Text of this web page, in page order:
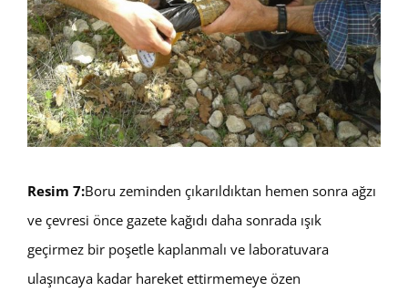
Resim 7:Boru zeminden çıkarıldıktan hemen sonra ağzı
ve çevresi önce gazete kağıdı daha sonrada ışık
geçirmez bir poşetle kaplanmalı ve laboratuvara
ulaşıncaya kadar hareket ettirmemeye özen